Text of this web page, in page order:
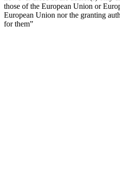
those of the European Union or
European Union nor the granting
for them”